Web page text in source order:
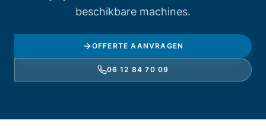
beschikbare machines.
OFFERTE AANVRAGEN
06 12 84 70 09